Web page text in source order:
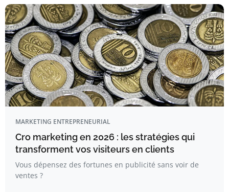
MARKETING ENTREPRENEURIAL
Cro marketing en 2026 : les stratégies qui
transforment vos visiteurs en clients
Vous dépensez des fortunes en publicité sans voir de
ventes ?